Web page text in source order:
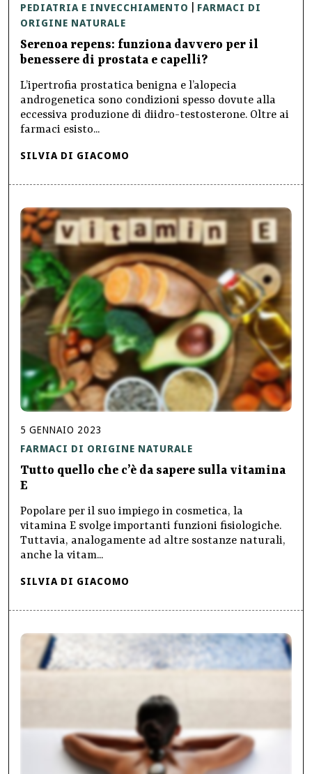
PEDIATRIA E INVECCHIAMENTO
FARMACI DI
ORIGINE NATURALE
Serenoa repens: funziona davvero per il
benessere di prostata e capelli?
L’ipertrofia prostatica benigna e l’alopecia
androgenetica sono condizioni spesso dovute alla
eccessiva produzione di diidro-testosterone. Oltre ai
farmaci esisto...
SILVIA DI GIACOMO
5 GENNAIO 2023
FARMACI DI ORIGINE NATURALE
Tutto quello che c’è da sapere sulla vitamina
E
Popolare per il suo impiego in cosmetica, la
vitamina E svolge importanti funzioni fisiologiche.
Tuttavia, analogamente ad altre sostanze naturali,
anche la vitam...
SILVIA DI GIACOMO